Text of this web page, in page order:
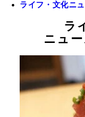
ライフ・文化ニ
ラ
ニュ